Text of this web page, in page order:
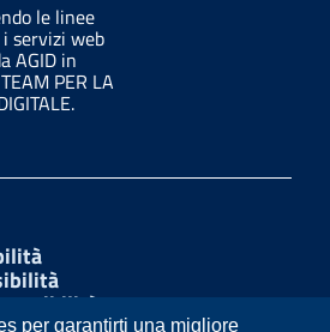
per garantirti una migliore
le linee
servizi web
AGID in
PER LA